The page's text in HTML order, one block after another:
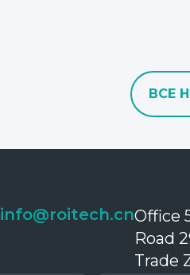
ВСЕ
info@roitech.cnOffice
Road
Trade